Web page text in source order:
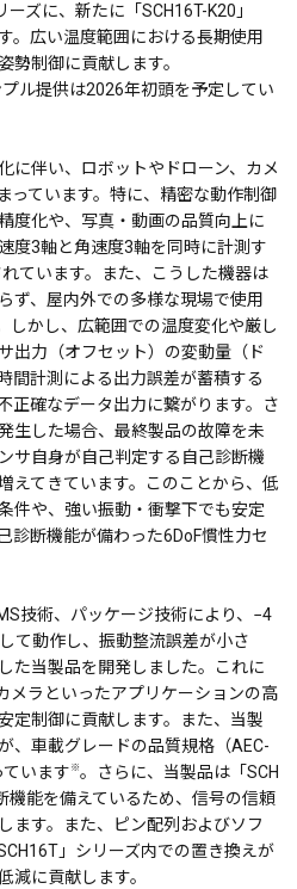
ズに、新たに「SCH16T-K20」
。広い温度範囲における長期使用
勢制御に貢献します。
ル提供は2026年初頭を予定してい
に伴い、ロボットやドローン、カメ
っています。特に、精密な動作制御
度化や、写真・動画の品質向上に
度3軸と角速度3軸を同時に計測す
ています。また、こうした機器は
ず、屋内外での多様な現場で使用
しかし、広範囲での温度変化や厳し
出力（オフセット）の変動量（ド
間計測による出力誤差が蓄積する
正確なデータ出力に繋がります。さ
生した場合、最終製品の故障を未
サ自身が自己判定する自己診断機
えてきています。このことから、低
件や、強い振動・衝撃下でも安定
診断機能が備わった6DoF慣性力セ
技術、パッケージ技術により、−4
て動作し、振動整流誤差が小さ
た当製品を開発しました。これに
メラといったアプリケーションの高
定制御に貢献します。また、当製
、車載グレードの品質規格（AEC-
います※。さらに、当製品は「SCH
機能を備えているため、信号の信頼
ます。また、ピン配列およびソフ
」シリーズ内での置き換えが
減に貢献します。